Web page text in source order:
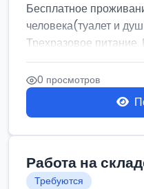
Бесплатное
человека(туалет и
Трехразовое питание.
0 просмотров
Работа на
Требуются